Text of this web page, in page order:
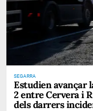
SEGARRA
Estudien avançar
2 entre Cervera i
dels darrers